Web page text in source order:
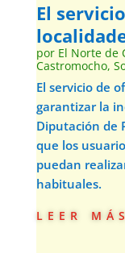
El
por El Norte de
Castromocho,
El servicio de
garantizar la
Diputación de
que los
puedan
habituales.
leer más